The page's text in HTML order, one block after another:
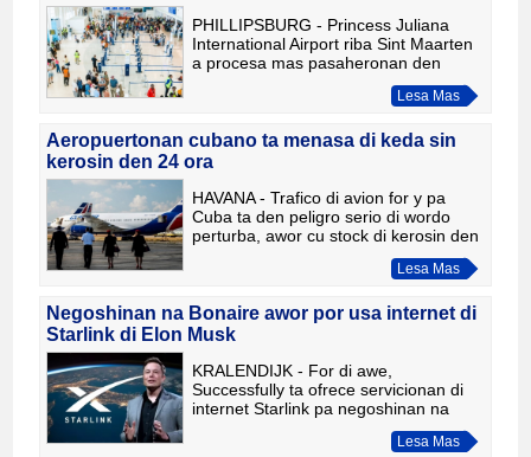
PHILLIPSBURG - Princess Juliana
International Airport riba Sint Maarten
a procesa mas pasaheronan den
2025 cu un aña prome. Segun e
aeropuerto, e cantidad di biaheronan
Lesa Mas
Aeropuertonan cubano ta menasa di keda sin
kerosin den 24 ora
HAVANA - Trafico di avion for y pa
Cuba ta den peligro serio di wordo
perturba, awor cu stock di kerosin den
e pais ta den caba. Gobierno a adverti
companianan di aviacion cu dialuna
Lesa Mas
Negoshinan na Bonaire awor por usa internet di
Starlink di Elon Musk
KRALENDIJK - For di awe,
Successfully ta ofrece servicionan di
internet Starlink pa negoshinan na
Bonaire. Danki na e permiso reciente
pa servicionan Starlink den Caribe
Lesa Mas